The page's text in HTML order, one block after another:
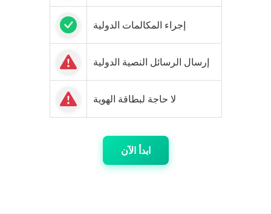
إجراء المكالمات الدولية
إرسال الرسائل النصية الدولية
لا حاجة لبطاقة الهوية
ابدأ الآن